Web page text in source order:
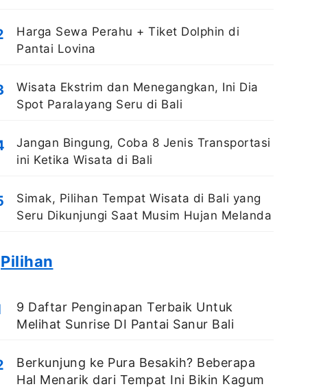
Harga Sewa Perahu + Tiket Dolphin di
Pantai Lovina
Wisata Ekstrim dan Menegangkan, Ini Dia
Spot Paralayang Seru di Bali
Jangan Bingung, Coba 8 Jenis Transportasi
ini Ketika Wisata di Bali
Simak, Pilihan Tempat Wisata di Bali yang
Seru Dikunjungi Saat Musim Hujan Melanda
Pilihan
9 Daftar Penginapan Terbaik Untuk
Melihat Sunrise DI Pantai Sanur Bali
Berkunjung ke Pura Besakih? Beberapa
Hal Menarik dari Tempat Ini Bikin Kagum